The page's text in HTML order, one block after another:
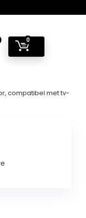
0
compatibel met tv-